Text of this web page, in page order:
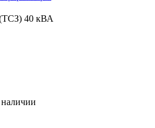
40 кВА